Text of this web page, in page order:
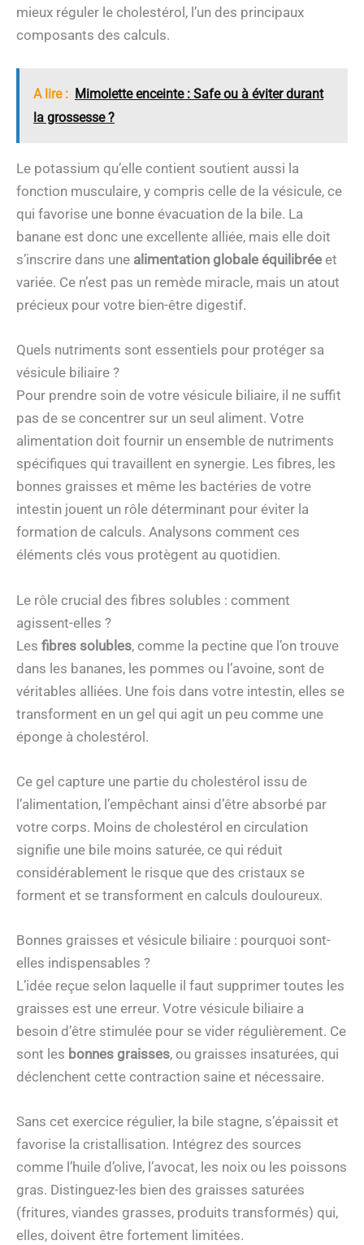
mieux réguler le cholestérol, l’un des principaux
composants des calculs.
A lire : Mimolette enceinte : Safe ou à éviter durant
la grossesse ?
Le potassium qu’elle contient soutient aussi la
fonction musculaire, y compris celle de la vésicule, ce
qui favorise une bonne évacuation de la bile. La
banane est donc une excellente alliée, mais elle doit
s’inscrire dans une alimentation globale équilibrée et
variée. Ce n’est pas un remède miracle, mais un atout
précieux pour votre bien-être digestif.
Quels nutriments sont essentiels pour protéger sa
vésicule biliaire ?
Pour prendre soin de votre vésicule biliaire, il ne suffit
pas de se concentrer sur un seul aliment. Votre
alimentation doit fournir un ensemble de nutriments
spécifiques qui travaillent en synergie. Les fibres, les
bonnes graisses et même les bactéries de votre
intestin jouent un rôle déterminant pour éviter la
formation de calculs. Analysons comment ces
éléments clés vous protègent au quotidien.
Le rôle crucial des fibres solubles : comment
agissent-elles ?
Les fibres solubles, comme la pectine que l’on trouve
dans les bananes, les pommes ou l’avoine, sont de
véritables alliées. Une fois dans votre intestin, elles se
transforment en un gel qui agit un peu comme une
éponge à cholestérol.
Ce gel capture une partie du cholestérol issu de
l’alimentation, l’empêchant ainsi d’être absorbé par
votre corps. Moins de cholestérol en circulation
signifie une bile moins saturée, ce qui réduit
considérablement le risque que des cristaux se
forment et se transforment en calculs douloureux.
Bonnes graisses et vésicule biliaire : pourquoi sont-
elles indispensables ?
L’idée reçue selon laquelle il faut supprimer toutes les
graisses est une erreur. Votre vésicule biliaire a
besoin d’être stimulée pour se vider régulièrement. Ce
sont les bonnes graisses, ou graisses insaturées, qui
déclenchent cette contraction saine et nécessaire.
Sans cet exercice régulier, la bile stagne, s’épaissit et
favorise la cristallisation. Intégrez des sources
comme l’huile d’olive, l’avocat, les noix ou les poissons
gras. Distinguez-les bien des graisses saturées
(fritures, viandes grasses, produits transformés) qui,
elles, doivent être fortement limitées.